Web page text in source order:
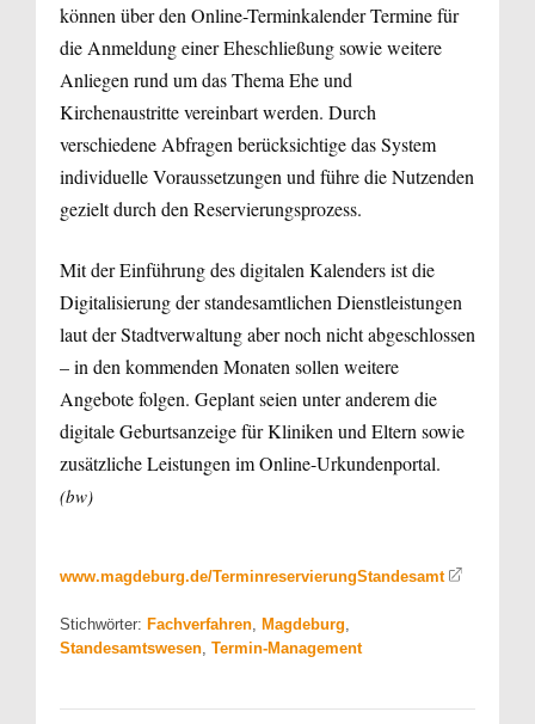
können über den Online-Terminkalender Termine für
die Anmeldung einer Eheschließung sowie weitere
Anliegen rund um das Thema Ehe und
Kirchenaustritte vereinbart werden. Durch
verschiedene Abfragen berücksichtige das System
individuelle Voraussetzungen und führe die Nutzenden
gezielt durch den Reservierungsprozess.
Mit der Einführung des digitalen Kalenders ist die
Digitalisierung der standesamtlichen Dienstleistungen
laut der Stadtverwaltung aber noch nicht abgeschlossen
– in den kommenden Monaten sollen weitere
Angebote folgen. Geplant seien unter anderem die
digitale Geburtsanzeige für Kliniken und Eltern sowie
zusätzliche Leistungen im Online-Urkundenportal.
(bw)
www.magdeburg.de/TerminreservierungStandesamt
Stichwörter: Fachverfahren Magdeburg
Standesamtswesen Termin-Management